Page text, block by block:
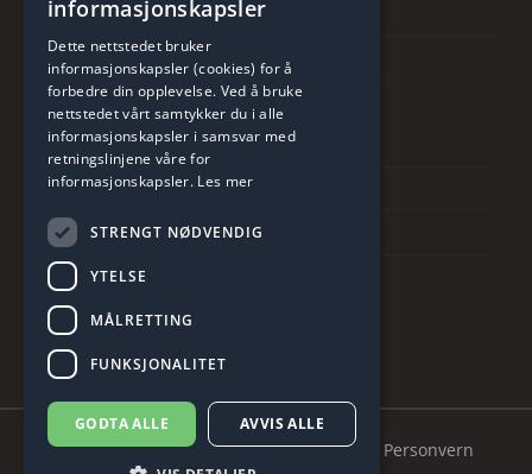
Følg oss på facebook
Følg oss på Linkedin
KONTAKT OSS
Telefon: +47 55154200
post@ulveseth.no
© 2026 Brødrene Ulveseth AS Cookies Personvern
informasjonskapsler
Dette nettstedet bruker
informasjonskapsler (cookies) for å
forbedre din opplevelse. Ved å bruke
nettstedet vårt samtykker du i alle
informasjonskapsler i samsvar med
retningslinjene våre for
informasjonskapsler. Les mer
STRENGT NØDVENDIG
YTELSE
MÅLRETTING
FUNKSJONALITET
GODTA ALLE AVVIS ALLE